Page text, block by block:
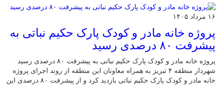
۱۶ مرداد ۱۴۰۵
پروژه خانه مادر و کودک پارک حکیم نباتی به
پیشرفت ۸۰ درصدی رسید
پروژه خانه مادر و کودک پارک حکیم نباتی به پیشرفت ۸۰ درصدی رسید
شهردار منطقه ۴ تبریز به همراه معاونان این منطقه از روند اجرای پروژه
خانه مادر و کودک پارک حکیم نباتی بازدید کرد و از پیشرفت ۸۰ درصدی این